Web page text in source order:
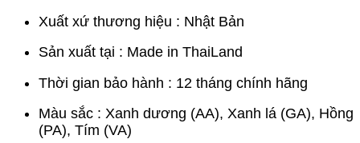
Xuất xứ thương hiệu : Nhật Bản
Sản xuất tại : Made in ThaiLand
Thời gian bảo hành : 12 tháng chính hãng
Màu sắc : Xanh dương (AA), Xanh lá (GA), Hồng
(PA), Tím (VA)